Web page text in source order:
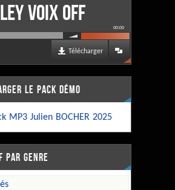
VOIX OFF
00:00
Télécharger
LE PACK DÉMO
MP3 Julien BOCHER 2025
PAR GENRE